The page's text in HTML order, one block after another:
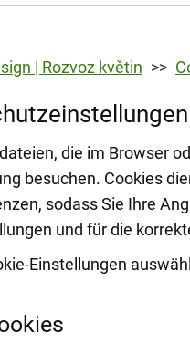
| Rozvoz květin
die im Browser
besuchen. Cookies
sodass Sie Ihre
und für die
Einstellungen